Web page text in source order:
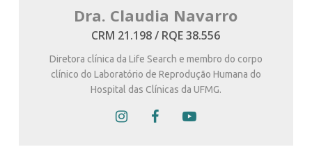
Dra. Claudia Navarro
CRM 21.198 / RQE 38.556
Diretora clínica da Life Search e membro do corpo
clínico do Laboratório de Reprodução Humana do
Hospital das Clínicas da UFMG.